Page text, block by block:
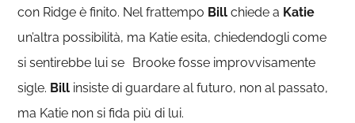
con Ridge è finito. Nel frattempo Bill chiede a Katie
un’altra possibilità, ma Katie esita, chiedendogli come
si sentirebbe lui se Brooke fosse improvvisamente
sigle. Bill insiste di guardare al futuro, non al passato,
ma Katie non si fida più di lui.